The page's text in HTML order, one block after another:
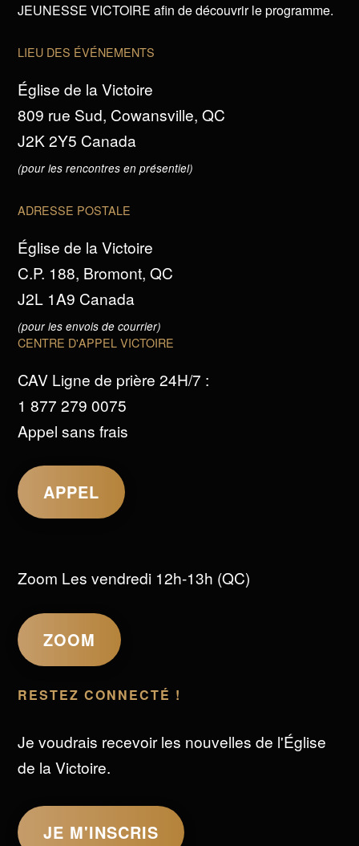
JEUNESSE VICTOIRE afin de découvrir le programme.
LIEU DES ÉVÉNEMENTS
Église de la Victoire
809 rue Sud, Cowansville, QC
J2K 2Y5 Canada
(pour les rencontres en présentiel)
ADRESSE POSTALE
Église de la Victoire
C.P. 188, Bromont, QC
J2L 1A9 Canada
(pour les envois de courrier)
CENTRE D'APPEL VICTOIRE
CAV Ligne de prière 24H/7 :
1 877 279 0075
Appel sans frais
APPEL
Zoom Les vendredi 12h-13h (QC)
ZOOM
RESTEZ CONNECTÉ !
Je voudrais recevoir les nouvelles de l'Église
de la Victoire.
JE M'INSCRIS